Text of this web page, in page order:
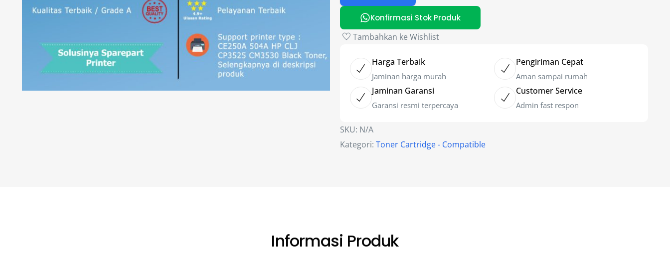
Konfirmasi Stok Produk
Tambahkan ke Wishlist
Harga Terbaik
Jaminan harga murah
Pengiriman Cepat
Aman sampai rumah
Jaminan Garansi
Garansi resmi terpercaya
Customer Service
Admin fast respon
SKU: N/A
Kategori: Toner Cartridge - Compatible
Informasi Produk